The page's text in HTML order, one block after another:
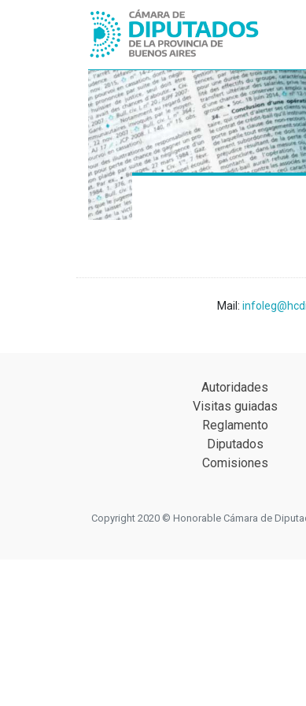
Mail:
Autoridades
Visitas guiadas
Reglamento
Diputados
Comisiones
Copyright 2020 © Honorable Cámara de